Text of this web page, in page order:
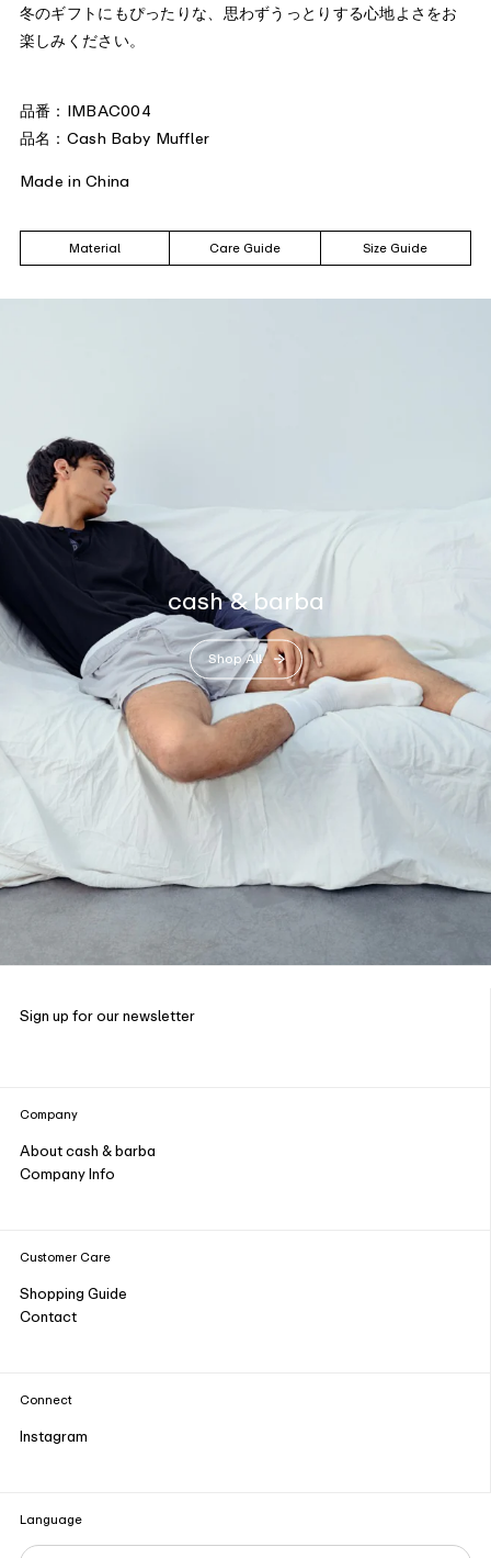
冬のギフトにもぴったりな、思わずうっとりする心地よさをお
楽しみください。
品番：IMBAC004
品名：Cash Baby Muffler
Made in China
Material Care Guide Size Guide
cash & barba
Shop All
Sign up for our newsletter
Company
About cash & barba
Company Info
Customer Care
Shopping Guide
Contact
Connect
Instagram
Language